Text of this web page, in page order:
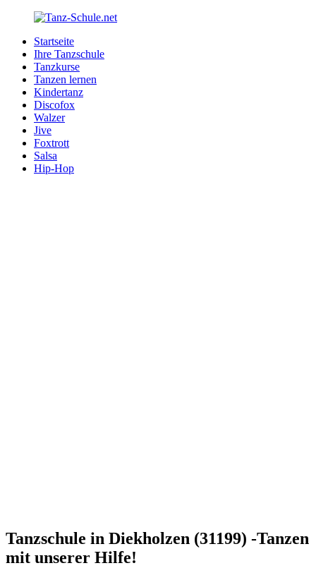
Zurück
Inhalt
Tanz-
Schule.net
Ihre
Tanzschule
Internet
Startseite
Ihre Tanzschule
Tanzkurse
Tanzen lernen
Kindertanz
Discofox
Walzer
Jive
Foxtrott
Salsa
Hip-Hop
Tanzschule in Diekholzen (31199) -Tanzen
mit unserer Hilfe!